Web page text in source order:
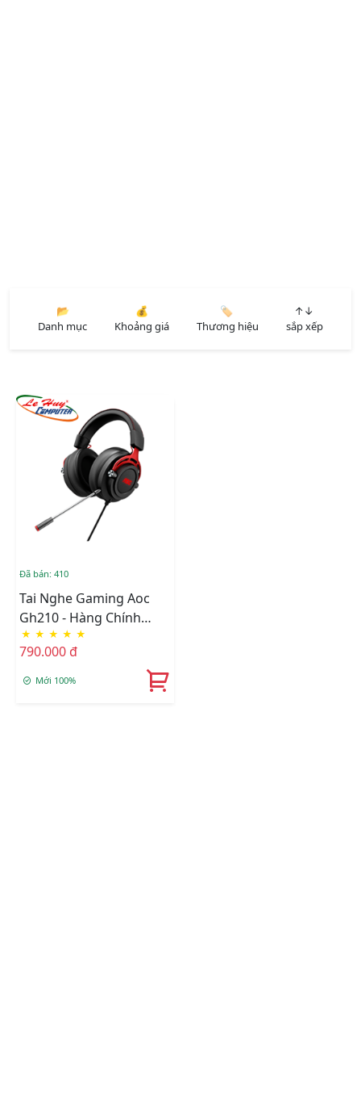
📂
Danh mục
💰
Khoảng giá
🏷️
Thương hiệu
↑↓
sắp xếp
Đã bán: 410
Tai Nghe Gaming Aoc
Gh210 - Hàng Chính
Hãng
★ ★ ★ ★ ★
790.000 đ
Mới 100%